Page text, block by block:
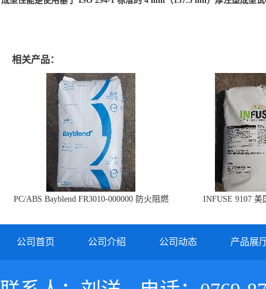
相关产品：
PC/ABS Bayblend FR3010-000000 防火阻燃
INFUSE 9107 美
公司首页 公司介绍 公司动态 产品展